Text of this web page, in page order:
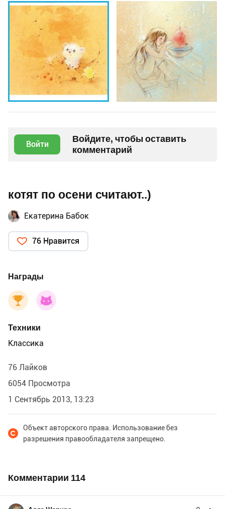
Войти
Войдите, чтобы оставить
комментарий
котят по осени считают..)
Екатерина Бабок
76 Нравится
Награды
Техники
Классика
76 Лайков
6054 Просмотра
1 Сентябрь 2013, 13:23
Объект авторского права. Использование без
разрешения правообладателя запрещено.
Комментарии 114